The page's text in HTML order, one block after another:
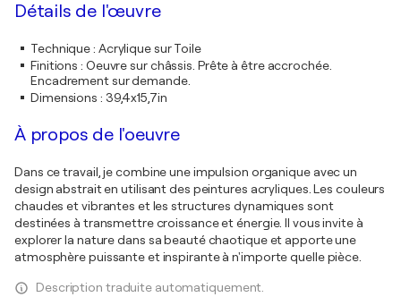
Détails de l'œuvre
Technique: Acrylique sur Toile
Finitions : Oeuvre sur châssis. Prête à être accrochée.
Encadrement sur demande.
Dimensions : 39,4x15,7in
À propos de l'oeuvre
Dans ce travail, je combine une impulsion organique avec un
design abstrait en utilisant des peintures acryliques. Les couleurs
chaudes et vibrantes et les structures dynamiques sont
destinées à transmettre croissance et énergie. Il vous invite à
explorer la nature dans sa beauté chaotique et apporte une
atmosphère puissante et inspirante à n'importe quelle pièce.
Description traduite automatiquement.